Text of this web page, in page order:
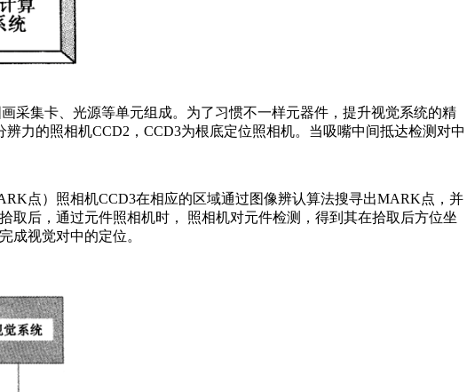
采集卡、光源等单元组成。为了习惯不一样元器件，提升视觉系统的精
力的照相机CCD2，CCD3为根底定位照相机。当吸嘴中间抵达检测对中
点）照相机CCD3在相应的区域通过图像辨认算法搜寻出MARK点，并
后，通过元件照相机时， 照相机对元件检测，得到其在拾取后方位坐
成视觉对中的定位。